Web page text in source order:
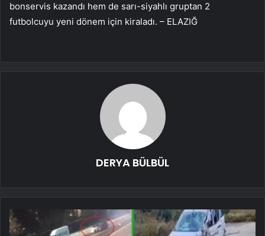
bonservis kazandı hem de sarı-siyahlı gruptan 2
futbolcuyu yeni dönem için kiraladı. – ELAZIĞ
DERYA BÜLBÜL